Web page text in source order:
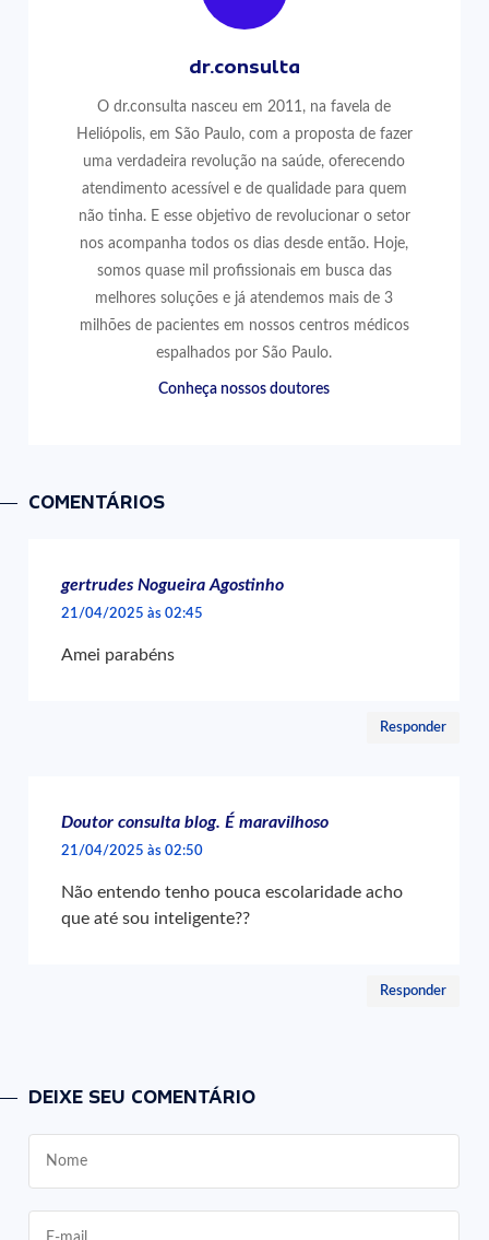
dr.consulta
O dr.consulta nasceu em 2011, na favela de
Heliópolis, em São Paulo, com a proposta de fazer
uma verdadeira revolução na saúde, oferecendo
atendimento acessível e de qualidade para quem
não tinha. E esse objetivo de revolucionar o setor
nos acompanha todos os dias desde então. Hoje,
somos quase mil profissionais em busca das
melhores soluções e já atendemos mais de 3
milhões de pacientes em nossos centros médicos
espalhados por São Paulo.
Conheça nossos doutores
COMENTÁRIOS
gertrudes Nogueira Agostinho
21/04/2025 às 02:45
Amei parabéns
Responder
Doutor consulta blog. É maravilhoso
21/04/2025 às 02:50
Não entendo tenho pouca escolaridade acho
que até sou inteligente??
Responder
DEIXE SEU COMENTÁRIO